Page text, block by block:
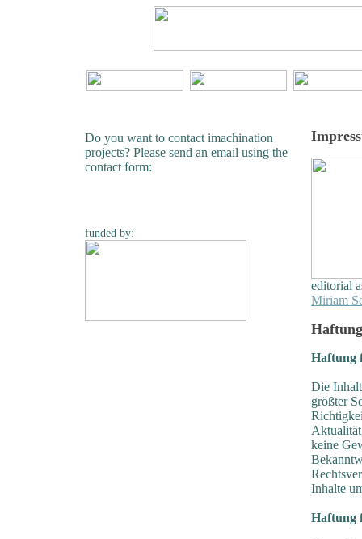
Do you want to contact imachination
projects? Please send an email using the
contact form:
funded by:
editorial
Miriam
Haftung
Die
größter
keine
Inhalte
Haftung